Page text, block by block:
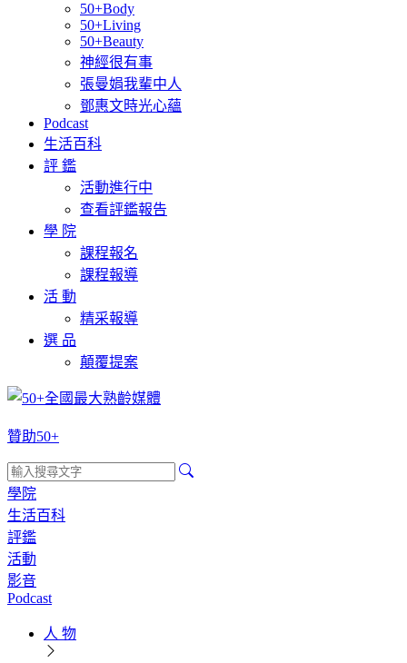
50+Body
50+Living
50+Beauty
神經很有事
張曼娟我輩中人
鄧惠文時光心蘊
Podcast
生活百科
評 鑑
活動進行中
查看評鑑報告
學 院
課程報名
課程報導
活 動
精采報導
選 品
顛覆提案
贊助50+
學院
生活百科
評鑑
活動
影音
Podcast
人 物